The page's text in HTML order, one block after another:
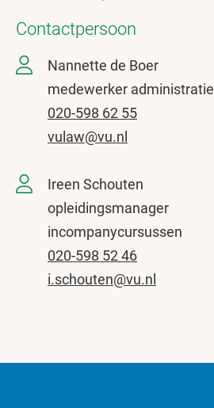
Contactpersoon
Nannette de Boer
medewerker administratie
020-598 62 55
vulaw@vu.nl
Ireen Schouten
opleidingsmanager
incompanycursussen
020-598 52 46
i.schouten@vu.nl